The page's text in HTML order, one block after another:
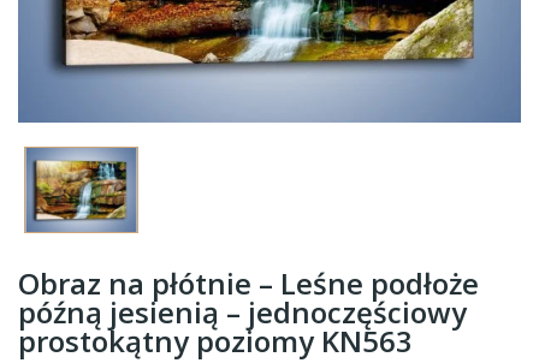
Obraz na płótnie – Leśne podłoże
późną jesienią – jednoczęściowy
prostokątny poziomy KN563